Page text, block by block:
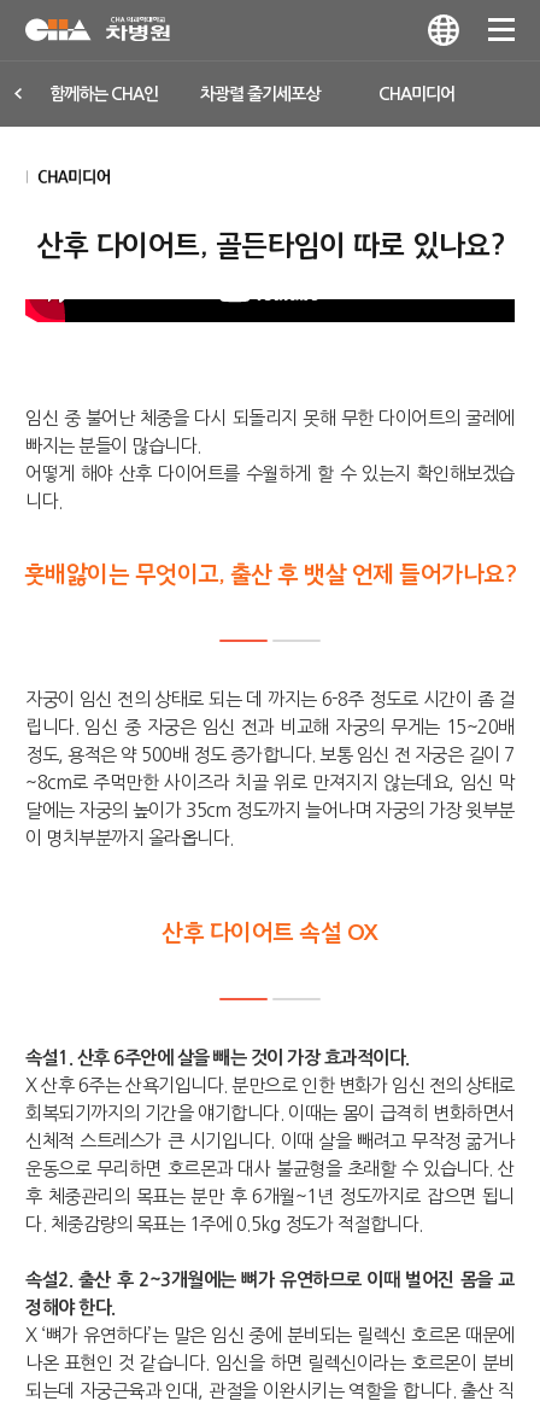
함께하는 CHA인 차광렬 줄기세포상 CHA미디어
산후 다이어트, 골든타임이 따로 있나요?
임신 중 불어난 체중을 다시 되돌리지 못해 무한 다이어트의 굴레에
빠지는 분들이 많습니다.
어떻게 해야 산후 다이어트를 수월하게 할 수 있는지 확인해보겠습
니다.
훗배앓이는 무엇이고, 출산 후 뱃살 언제 들어가나요?
자궁이 임신 전의 상태로 되는 데 까지는 6-8주 정도로 시간이 좀 걸
립니다. 임신 중 자궁은 임신 전과 비교해 자궁의 무게는 15~20배
정도, 용적은 약 500배 정도 증가합니다. 보통 임신 전 자궁은 길이 7
~8cm로 주먹만한 사이즈라 치골 위로 만져지지 않는데요, 임신 막
달에는 자궁의 높이가 35cm 정도까지 늘어나며 자궁의 가장 윗부분
이 명치부분까지 올라옵니다.
산후 다이어트 속설 OX
속설1. 산후 6주안에 살을 빼는 것이 가장 효과적이다.
X 산후 6주는 산욕기입니다. 분만으로 인한 변화가 임신 전의 상태로
회복되기까지의 기간을 얘기합니다. 이때는 몸이 급격히 변화하면서
신체적 스트레스가 큰 시기입니다. 이때 살을 빼려고 무작정 굶거나
운동으로 무리하면 호르몬과 대사 불균형을 초래할 수 있습니다. 산
후 체중관리의 목표는 분만 후 6개월~1년 정도까지로 잡으면 됩니
다. 체중감량의 목표는 1주에 0.5kg 정도가 적절합니다.
속설2. 출산 후 2~3개월에는 뼈가 유연하므로 이때 벌어진 몸을 교
정해야 한다.
X ‘뼈가 유연하다’는 말은 임신 중에 분비되는 릴렉신 호르몬 때문에
나온 표현인 것 같습니다. 임신을 하면 릴렉신이라는 호르몬이 분비
되는데 자궁근육과 인대, 관절을 이완시키는 역할을 합니다. 출산 직